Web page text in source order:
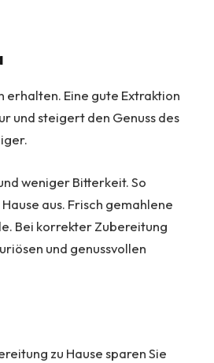
Eine gute Extraktion
und steigert den Genuss des
weniger Bitterkeit. So
aus. Frisch gemahlene
Bei korrekter Zubereitung
und genussvollen
zu Hause sparen Sie